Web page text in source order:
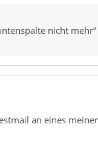
nicht
an eines